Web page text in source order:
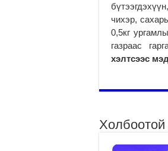
чихэр,
0,5кг
газраас
хэлтсээс